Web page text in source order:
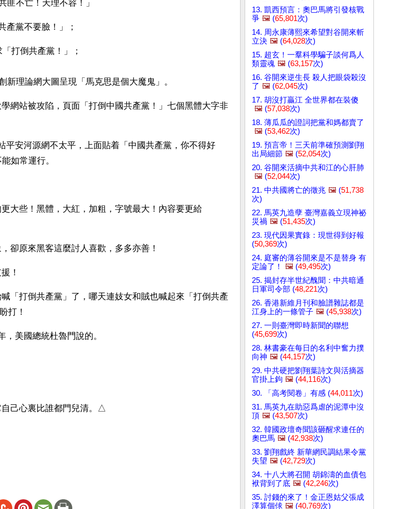
匪不亡！天理不容！」
產黨不要臉！」；
打倒共產黨！」；
新理論網大圖呈現「馬克思是個大魔鬼」。
網站被攻陷，頁面「打倒中國共產黨！」七個黑體大字非
平安河源網不太平，上面貼着「中國共產黨，你不得好
如常運行。
大些！黑體，大紅，加粗，字號最大！內容要更給
卻原來黑客這麼討人喜歡，多多亦善！
！
「打倒共產黨」了，哪天連妓女和賊也喊起來「打倒共產
打！
，美國總統杜魯門說的。
己心裏比誰都門兒清。△
13. 凱西預言：奧巴馬將引發核戰
爭 🖼️ (65,801次)
14. 周永康薄熙來希望對谷開來斬
立決 🖼️ (64,028次)
15. 超玄！一羣科學騙子談何爲人
類靈魂 🖼️ (63,157次)
16. 谷開來逆生長 殺人把眼袋殺沒
了 🖼️ (62,045次)
17. 胡沒打贏江 全世界都在裝傻
🖼️ (57,038次)
18. 薄瓜瓜的證詞把黨和媽都賣了
🖼️ (53,462次)
19. 預言帝！三天前準確預測劉翔
出局細節 🖼️ (52,054次)
20. 谷開來活摘中共和江的心肝肺
🖼️ (52,044次)
21. 中共國將亡的徵兆 🖼️ (51,738
次)
22. 馬英九造孽 臺灣嘉義立現神祕
災禍 🖼️ (51,435次)
23. 現代因果實錄：現世得到好報
(50,369次)
24. 庭審的薄谷開來是不是替身 有
定論了！
🖼️ (49,495次)
25. 揭封存半世紀醜聞：中共暗通
日軍司令部 (48,221次)
26. 香港新維月刊和臉譜雜誌都是
江身上的一條管子 🖼️ (45,938次)
27. 一則臺灣即時新聞的聯想
(45,699次)
28. 林書豪在每日的名利中奮力撲
向神 🖼️ (44,157次)
29. 中共硬把劉翔葉詩文與活摘器
官掛上鉤 🖼️ (44,116次)
30. 「高考閱卷」有感 (44,011次)
31. 馬英九在助惡爲虐的泥潭中沒
頂 🖼️ (43,507次)
32. 韓國政壇奇聞該砸醒求連任的
奧巴馬 🖼️ (42,938次)
33. 劉翔戲終 新華網民調結果令黨
失望 🖼️ (42,729次)
34. 十八大將召開 胡錦濤的血債包
袱背到了底 🖼️ (42,246次)
35. 討錢的來了！金正恩姑父張成
澤算個俅 🖼️ (40,769次)